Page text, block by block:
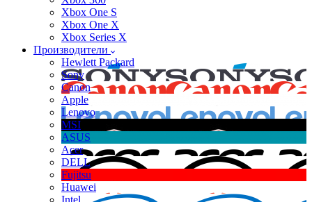
Xbox One S
Xbox One X
Xbox Series X
Производители
Hewlett Packard
Sony
Canon
Apple
Lenovo
MSI
ASUS
Acer
DELL
Fujitsu
Huawei
Intel